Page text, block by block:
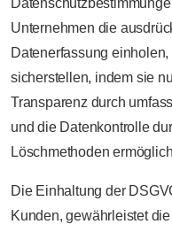
Unternehmen die
Datenerfassung
sicherstellen, indem sie
Transparenz durch
und die Datenkontrolle
Löschmethoden
Die Einhaltung der
Kunden, gewährleistet